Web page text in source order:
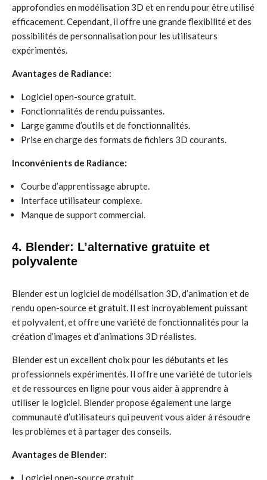
approfondies en modélisation 3D et en rendu pour être utilisé
efficacement. Cependant, il offre une grande flexibilité et des
possibilités de personnalisation pour les utilisateurs
expérimentés.
Avantages de Radiance:
Logiciel open-source gratuit.
Fonctionnalités de rendu puissantes.
Large gamme d’outils et de fonctionnalités.
Prise en charge des formats de fichiers 3D courants.
Inconvénients de Radiance:
Courbe d’apprentissage abrupte.
Interface utilisateur complexe.
Manque de support commercial.
4. Blender: L’alternative gratuite et
polyvalente
Blender est un logiciel de modélisation 3D, d’animation et de
rendu open-source et gratuit. Il est incroyablement puissant
et polyvalent, et offre une variété de fonctionnalités pour la
création d’images et d’animations 3D réalistes.
Blender est un excellent choix pour les débutants et les
professionnels expérimentés. Il offre une variété de tutoriels
et de ressources en ligne pour vous aider à apprendre à
utiliser le logiciel. Blender propose également une large
communauté d’utilisateurs qui peuvent vous aider à résoudre
les problèmes et à partager des conseils.
Avantages de Blender:
Logiciel open-source gratuit.